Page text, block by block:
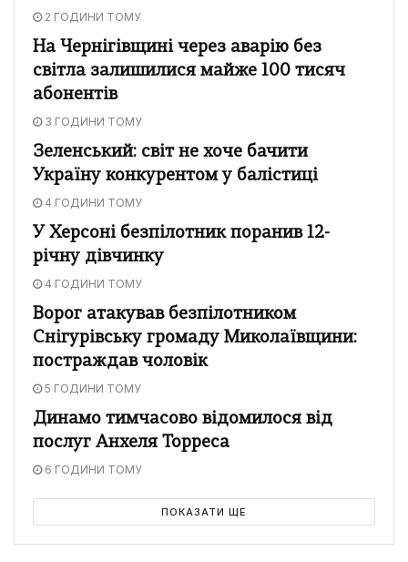
2 ГОДИНИ ТОМУ
На Чернігівщині через аварію без
світла залишилися майже 100 тисяч
абонентів
3 ГОДИНИ ТОМУ
Зеленський: світ не хоче бачити
Україну конкурентом у балістиці
4 ГОДИНИ ТОМУ
У Херсоні безпілотник поранив 12-
річну дівчинку
4 ГОДИНИ ТОМУ
Ворог атакував безпілотником
Снігурівську громаду Миколаївщини:
постраждав чоловік
5 ГОДИНИ ТОМУ
Динамо тимчасово відомилося від
послуг Анхеля Торреса
6 ГОДИНИ ТОМУ
ПОКАЗАТИ ЩЕ